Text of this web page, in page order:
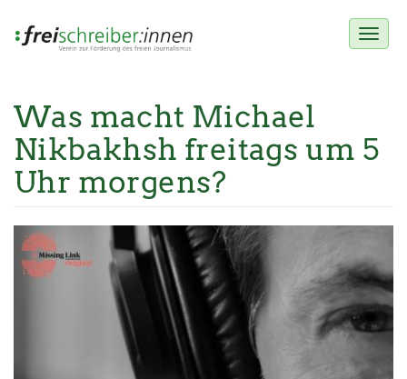
Direkt
zum
Inhalt
Toggle
Was macht Michael
Nikbakhsh freitags um 5
Uhr morgens?